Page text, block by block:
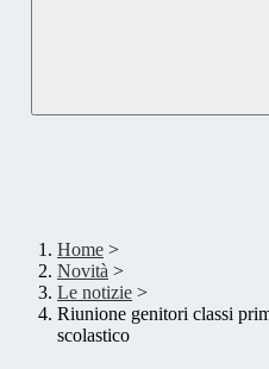
Home >
Novità >
Le notizie >
Riunione genitori classi
scolastico